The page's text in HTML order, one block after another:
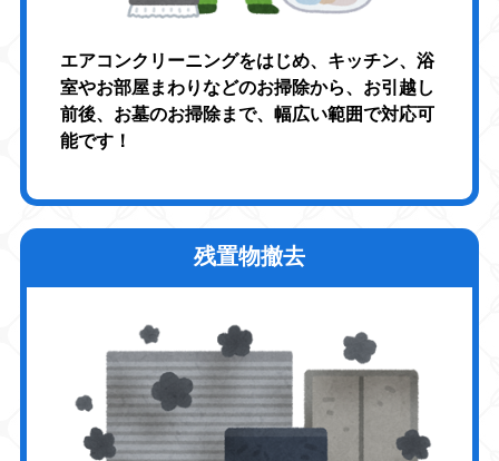
エアコンクリーニングをはじめ、キッチン、浴
室やお部屋まわりなどのお掃除から、お引越し
前後、お墓のお掃除まで、幅広い範囲で対応可
能です！
残置物撤去